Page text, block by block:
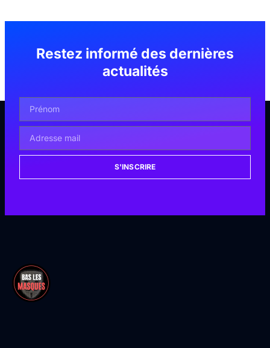
Restez informé des dernières
actualités
S'INSCRIRE